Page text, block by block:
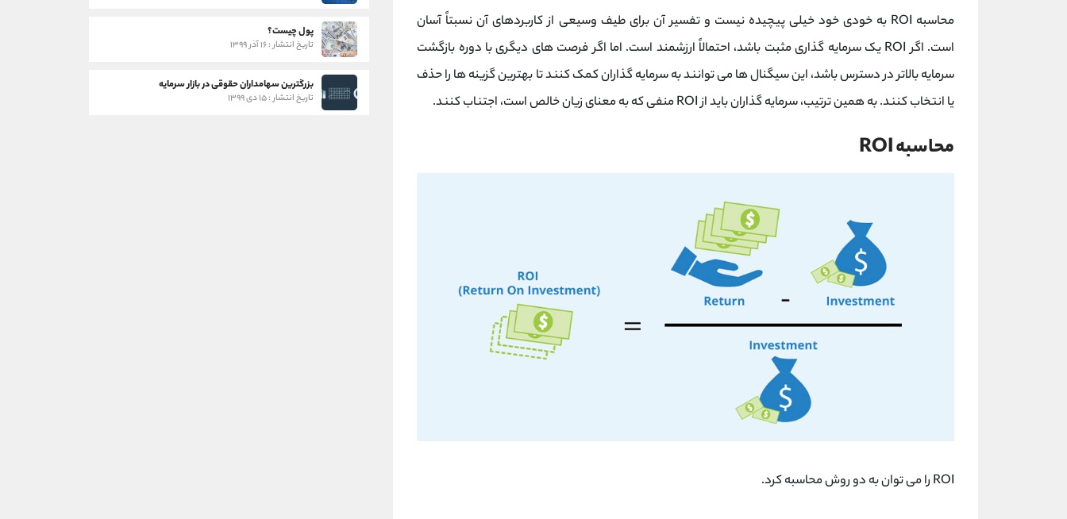
محاسبه ROI به خودی خود خیلی پیچیده نیست و تفسیر آن برای طیف وسیعی از کاربردهای آن نسبتاً آسان
است. اگر ROI یک سرمایه گذاری مثبت باشد، احتمالاً ارزشمند است. اما اگر فرصت های دیگری با دوره بازگشت
سرمایه بالاتر در دسترس باشد، این سیگنال ها می توانند به سرمایه گذاران کمک کنند تا بهترین گزینه ها را حذف
یا انتخاب کنند. به همین ترتیب، سرمایه گذاران باید از ROI منفی که به معنای زیان خالص است، اجتناب کنند.
محاسبه ROI
ROI را می توان به دو روش محاسبه کرد.
پول چیست؟
تاریخ انتشار : ۱۶ آذر ۱۳۹۹
بزرگترین سهامداران حقوقی در بازار سرمایه
تاریخ انتشار : ۱۵ دی ۱۳۹۹